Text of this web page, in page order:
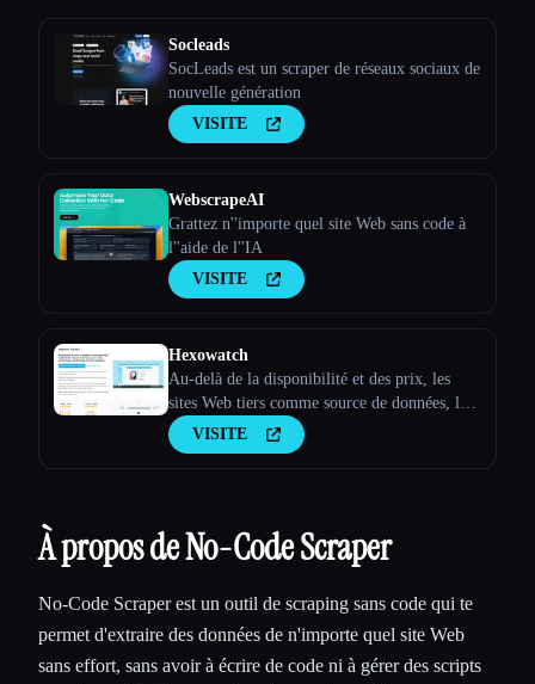
Socleads
SocLeads est un scraper de réseaux sociaux de
nouvelle génération
VISITE
WebscrapeAI
Grattez n''importe quel site Web sans code à
l''aide de l''IA
VISITE
Hexowatch
Au-delà de la disponibilité et des prix, les
sites Web tiers comme source de données, la
surveillance visuelle des sites Web, le suivi
des concurrents.
VISITE
À propos de No-Code Scraper
No-Code Scraper est un outil de scraping sans code qui te
permet d'extraire des données de n'importe quel site Web
sans effort, sans avoir à écrire de code ni à gérer des scripts